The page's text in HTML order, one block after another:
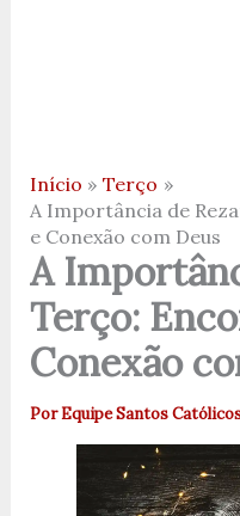
Início
Terço
A Importância de
e Conexão com Deus
A
Terço:
Conexão
PorEquipe Santos